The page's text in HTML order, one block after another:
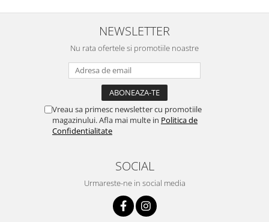
NEWSLETTER
Nu rata ofertele si promotiile noastre
Vreau sa primesc newsletter cu promotiile
magazinului. Afla mai multe in Politica de
Confidentialitate
SOCIAL
Urmareste-ne in social media